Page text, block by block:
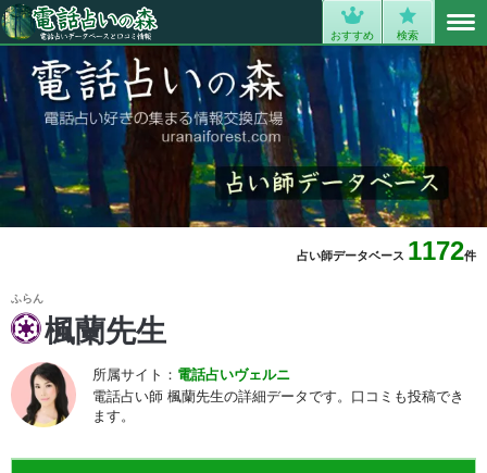
おすすめ 検索
占い師データベース 1172件
ふらん
楓蘭先生
所属サイト： 電話占いヴェルニ
電話占い師 楓蘭先生の詳細データです。口コミも投稿でき
ます。